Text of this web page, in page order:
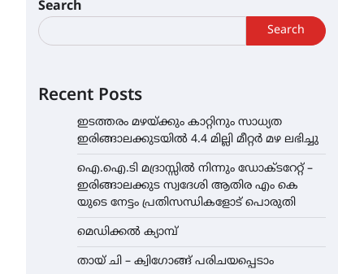
Search
Search
Recent Posts
ഇടത്തരം മഴയ്ക്കും കാറ്റിനും സാധ്യത
ഇരിങ്ങാലക്കുടയിൽ 4.4 മില്ലി മീറ്റർ മഴ ലഭിച്ചു
ഐ.ഐ.ടി മദ്രാസ്സിൽ നിന്നും ഡോക്ടറേറ്റ് –
ഇരിങ്ങാലക്കുട സ്വദേശി ആതിര എം കെ
യുടെ നേട്ടം പ്രതിസന്ധികളോട് പൊരുതി
മെഡിക്കൽ ക്യാമ്പ്
തായ് ചി – ക്വിഗോങ്ങ് പരിചയപ്പെടാം